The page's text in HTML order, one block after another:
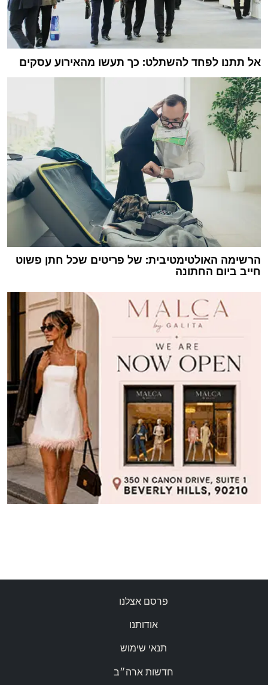
אל תתנו לפחד להשתלט: כך תעשו מהאירוע עסקים
הרשימה האולטימטיבית: של פריטים שכל חתן פשוט
חייב ביום החתונה
פרסם אצלנו
אודותנו
תנאי שימוש
חדשות ארה״ב